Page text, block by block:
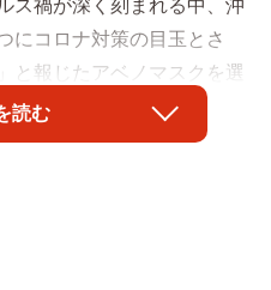
ス禍が深く刻まれる中、沖
にコロナ対策の目玉とさ
と報じたアベノマスクを選
の布マスクを見て何を思う
て担当者に聞きました。
読む